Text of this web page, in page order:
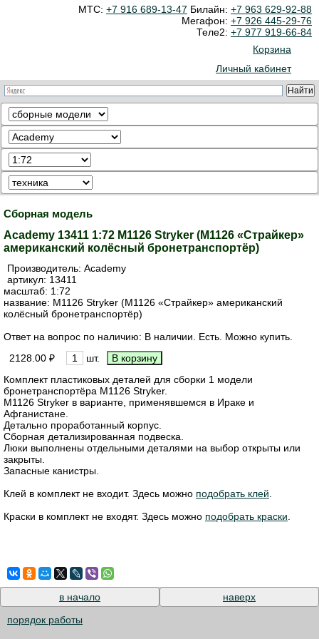
МТС: +7 916 689-13-47 Билайн: +7 963 629-92-88
Мегафон: +7 926 445-29-76
Теле2: +7 977 919-66-84
Корзина
Личный кабинет
Сборная модель
Academy 13411 1:72 M1126 Stryker (М1126 «Страйкер»
американский колёсный бронетранспортёр)
Производитель: Academy
артикул: 13411
масштаб: 1:72
название: M1126 Stryker (М1126 «Страйкер» американский
колёсный бронетранспортёр)
Ответ на вопрос по наличию: В наличии. Есть. Можно купить.
2128.00 ₽
шт.
Комплект пластиковых деталей для сборки 1 модели
бронетранспортёра M1126 Stryker.
M1126 Stryker в варианте, применявшемся в Ираке и
Афганистане.
Детально проработанный корпус.
Сборная детализированная подвеска.
Люки выполнены отдельными деталями на выбор открыты или
закрыты.
Запасные канистры.
Клей в комплект не входит. Здесь можно подобрать клей
Краски в комплект не входят. Здесь можно подобрать краски
в начало
наверх
порядок работы